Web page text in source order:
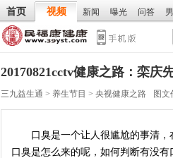
首页 视频 新闻 曝光 问答
20170821cctv健康之路：栾庆
三九益生通 > 养生节目 > 央视健康之路 图文
口臭是一个让人很尴尬的事清，
口臭是怎么来的呢，如何判断有没有